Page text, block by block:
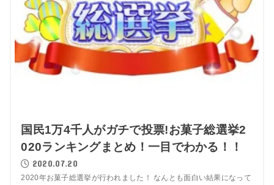
国民1万4千人がガチで投票!お菓子総選挙2
020ランキングまとめ！一目でわかる！！
2020.07.20
2020年お菓子総選挙が行われました！ なんとも面白い結果になって